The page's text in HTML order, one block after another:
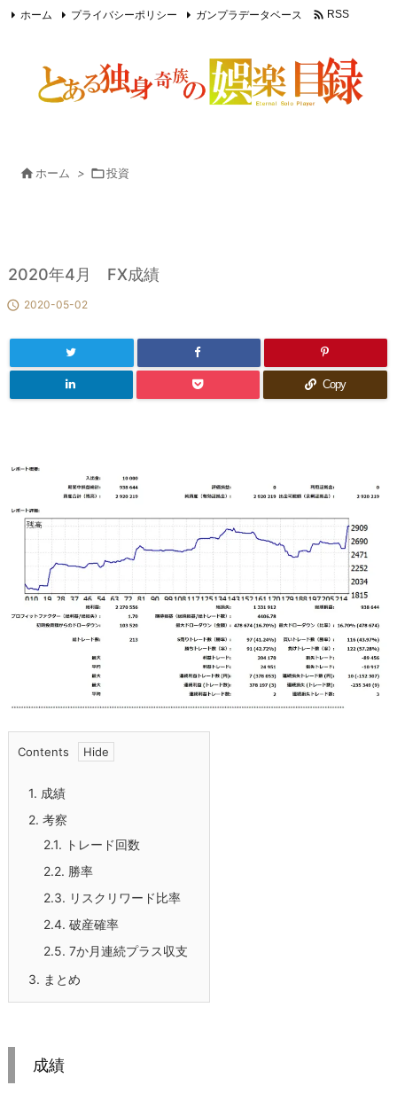
ホーム プライバシーポリシー ガンプラデータベース  RSS
ホーム > 投資
2020年4月 FX成績
 2020-05-02
Copy
Contents
1. 成績
2. 考察
2.1. トレード回数
2.2. 勝率
2.3. リスクリワード比率
2.4. 破産確率
2.5. 7か月連続プラス収支
3. まとめ
成績